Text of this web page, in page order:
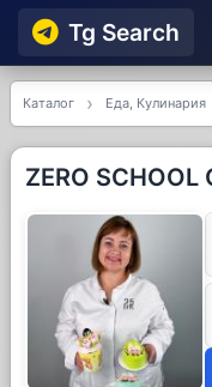
Tg Searсh
Каталог Еда, Кулинария
ZERO